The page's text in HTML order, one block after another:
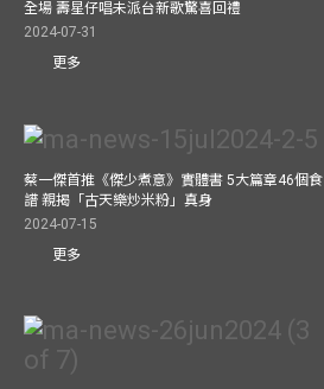
全場 壽星仔唱未派台新歌驚喜回禮
2024-07-31
更多
蔡一傑首推《傑少煮意》實體書 5大篇章46個食
譜 親揭「古天樂炒米粉」真身
2024-07-15
更多